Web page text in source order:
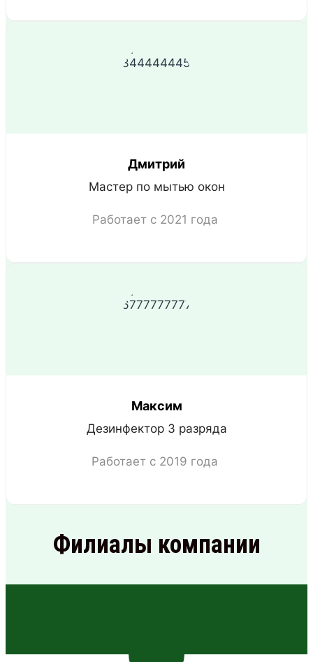
Дмитрий
Мастер по мытью окон
Работает с 2021 года
Максим
Дезинфектор 3 разряда
Работает с 2019 года
Филиалы компании